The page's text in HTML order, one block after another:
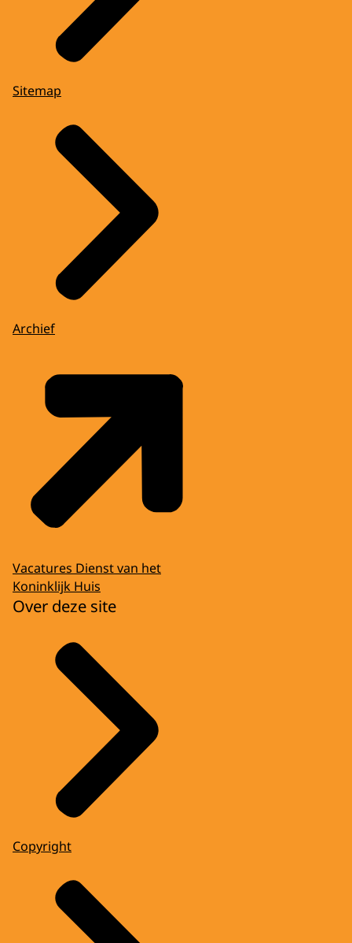
Sitemap
Archief
Vacatures Dienst van het
Koninklijk Huis
Over deze site
Copyright